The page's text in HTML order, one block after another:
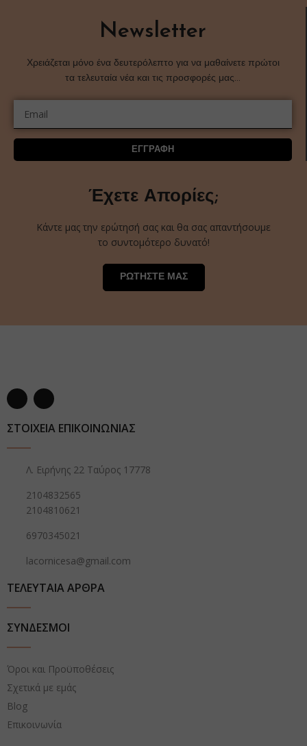
Newsletter
Χρειάζεται μόνο ένα δευτερόλεπτο για να μαθαίνετε πρώτοι
τα τελευταία νέα και τις προσφορές μας…
ΕΓΓΡΑΦΗ
Έχετε Απορίες;
Κάντε μας την ερώτησή σας και θα σας απαντήσουμε
το συντομότερο δυνατό!
ΡΩΤΗΣΤΕ ΜΑΣ
ΣΤΟΙΧΕΙΑ ΕΠΙΚΟΙΝΩΝΙΑΣ
Λ. Ειρήνης 22 Ταύρος 17778
2104832565
2104810621
6970345021
lacornicesa@gmail.com
ΤΕΛΕΥΤΑΙΑ ΑΡΘΡΑ
ΣΥΝΔΕΣΜΟΙ
Όροι και Προϋποθέσεις
Σχετικά με εμάς
Blog
Επικοινωνία